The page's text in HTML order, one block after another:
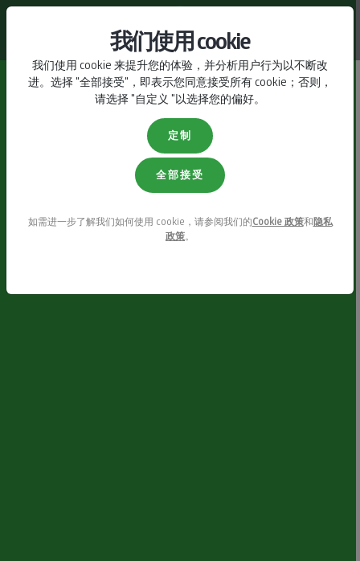
我们使用 cookie
我们使用 cookie 来提升您的体验，并分析用户行为以不断改
进。选择 "全部接受"，即表示您同意接受所有 cookie；否则，
请选择 "自定义 "以选择您的偏好。
定制
全部接受
如需进一步了解我们如何使用 cookie，请参阅我们的Cookie 政策和隐私
政策。